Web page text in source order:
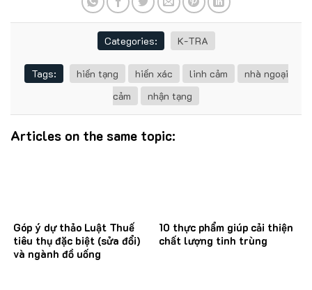
Categories: K-TRA
Tags: hiến tạng hiến xác linh cảm
nhà ngoại
cảm
nhận tạng
Articles on the same topic:
Góp ý dự thảo Luật Thuế
tiêu thụ đặc biệt (sửa đổi)
và ngành đồ uống
10 thực phẩm giúp cải thiện
chất lượng tinh trùng